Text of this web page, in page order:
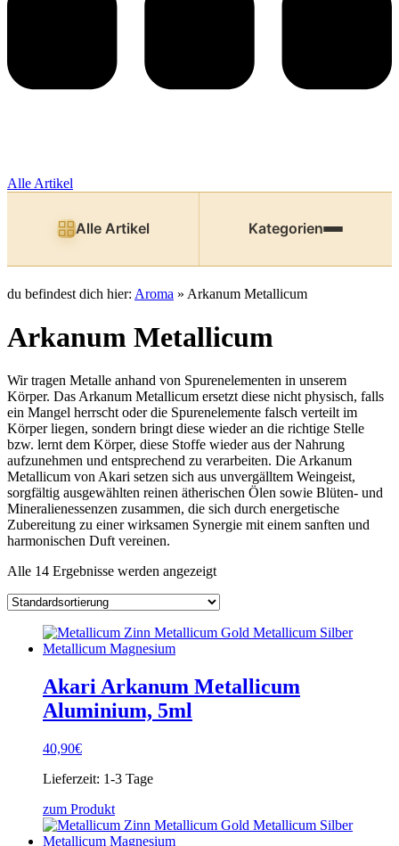
Alle Artikel
Alle Artikel Kategorien
du befindest dich hier: Aroma » Arkanum Metallicum
Arkanum Metallicum
Wir tragen Metalle anhand von Spurenelementen in unserem
Körper. Das Arkanum Metallicum ersetzt diese nicht physisch, falls
ein Mangel herrscht oder die Spurenelemente falsch verteilt im
Körper liegen, sondern bringt diese wieder an die richtige Stelle
bzw. lernt dem Körper, diese Stoffe wieder aus der Nahrung
aufzunehmen und entsprechend zu verarbeiten. Die Arkanum
Metallicum von Akari setzen sich aus unvergälltem Weingeist,
sorgfältig ausgewählten reinen ätherischen Ölen sowie Blüten- und
Mineralienessenzen zusammen, die sich durch energetische
Zubereitung zu einer wirksamen Synergie mit einem sanften und
harmonischen Duft vereinen.
Alle 14 Ergebnisse werden angezeigt
Akari Arkanum Metallicum
Aluminium, 5ml
40,90€
Lieferzeit: 1-3 Tage
zum Produkt